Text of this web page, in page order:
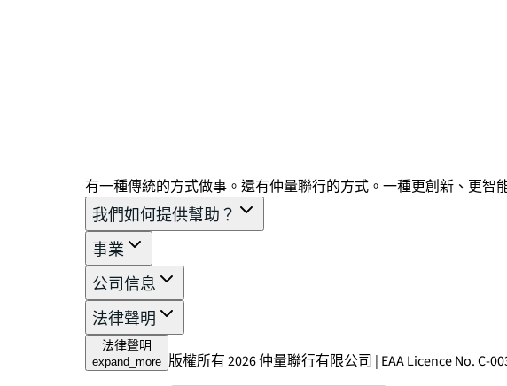
有一種傳統的方式做事。還有仲量聯行的方式。一種更創新、更
我們如何提供幫助？
事業
公司信息
法律聲明
法律聲明
expand_more 版權所有 2026 仲量聯行有限公司 | EAA Licence No. C-